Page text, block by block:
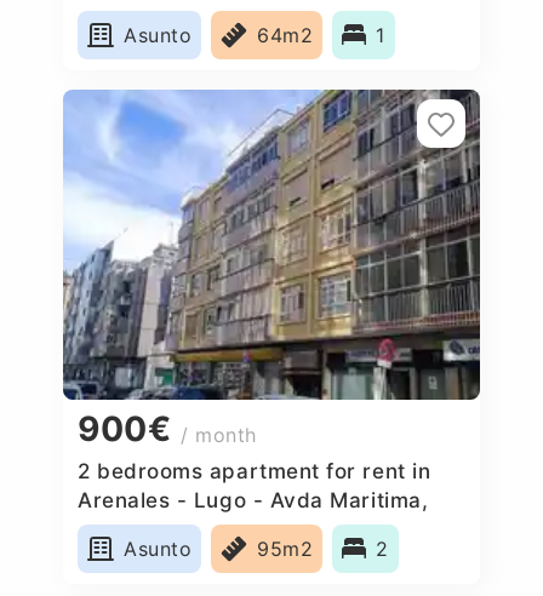
Asunto
64m2 1
900€ / month
2 bedrooms apartment for rent in
Arenales - Lugo - Avda Maritima,
Spain
Asunto
95m2 2